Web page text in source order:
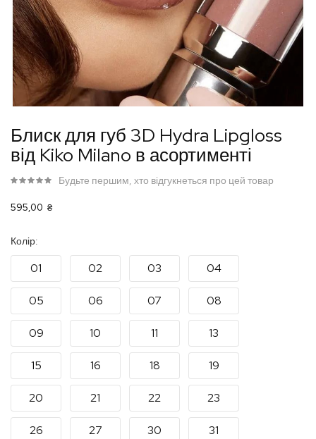
до
початку
зображень
Блиск для губ 3D Hydra Lipgloss
від Kiko Milano в асортименті
595,00 ₴
Будьте першим, хто відгукнеться про цей товар
Колір
01 02 03 04
05 06 07 08
09 10 11 13
15 16 18 19
20 21 22 23
26 27 30 31